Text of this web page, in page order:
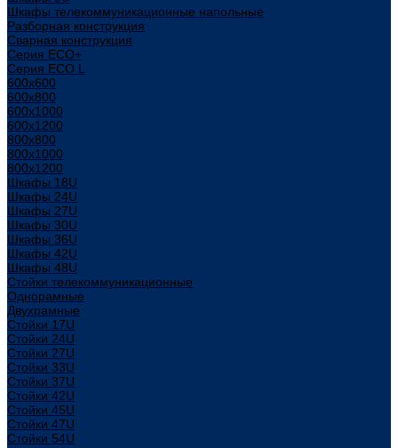
Шкафы телекоммуникационные напольные
Разборная конструкция
Сварная конструкция
Серия ECO+
Серия ECO L
600x600
600x800
600х1000
600х1200
800x800
800х1000
800х1200
Шкафы 18U
Шкафы 24U
Шкафы 27U
Шкафы 30U
Шкафы 36U
Шкафы 42U
Шкафы 48U
Стойки телекоммуникационные
Однорамные
Двухрамные
Стойки 17U
Стойки 24U
Стойки 27U
Стойки 33U
Стойки 37U
Стойки 42U
Стойки 45U
Стойки 47U
Стойки 54U